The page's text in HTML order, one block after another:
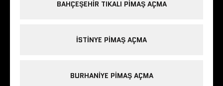
BAHÇEŞEHIR TIKALI PIMAŞ AÇMA
ISTINYE PIMAŞ AÇMA
BURHANIYE PIMAŞ AÇMA